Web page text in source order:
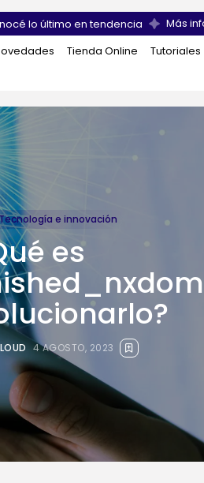
lo último en tendencia
Más
Tienda Online Tutoriales
e innovación
es
4 AGOSTO, 2023